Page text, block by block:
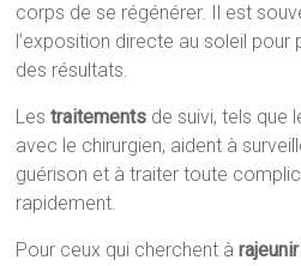
corps de se régénérer. Il est
l’exposition directe au soleil
des résultats.
Lestraitements de suivi, tels que
avec le chirurgien, aident à
guérison et à traiter toute
rapidement.
Pour ceux qui cherchent àrajeunir